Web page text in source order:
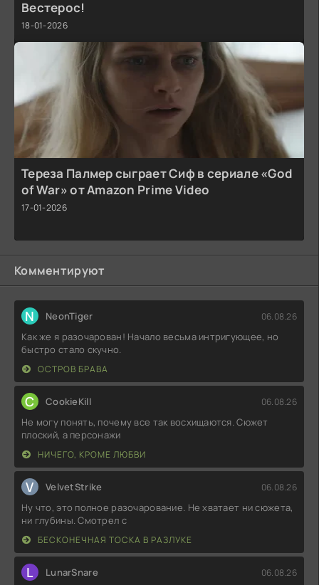
Вестерос!
18-01-2026
Тереза Палмер сыграет Сиф в сериале «God
of War» от Amazon Prime Video
17-01-2026
Комментируют
N NeonTiger 06.08.26
Как же я разочарован! Начало весьма интригующее, но
быстро стало скучно.
ОСТРОВ БРАВА
C CookieKill 06.08.26
Не могу понять, почему все так восхищаются. Сюжет
плоский, а персонажи
НИЧЕГО, КРОМЕ ЛЮБВИ
V VelvetStrike 06.08.26
Ну что, это полное разочарование. Не хватает ни сюжета,
ни глубины. Смотрел с
БЕСКОНЕЧНАЯ ТОСКА В РАЗЛУКЕ
L LunarSnare 06.08.26